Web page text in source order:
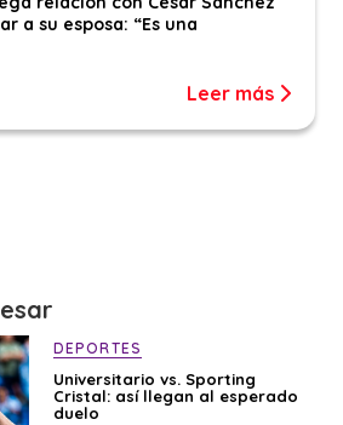
a su esposa: “Es una
Leer más
DEPORTES
Universitario vs. Sporting
Cristal: así llegan al esperado
duelo